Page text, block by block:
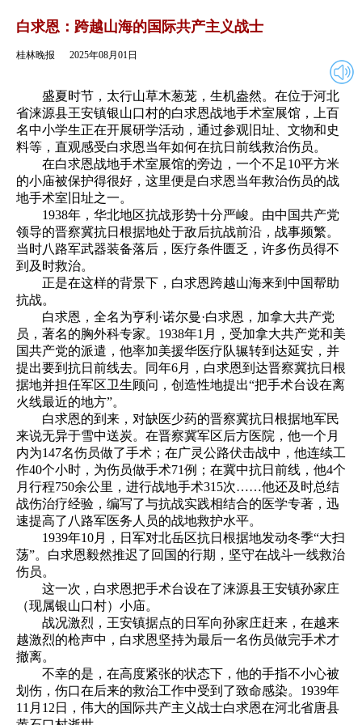
2025年08月01日
白求恩：跨越山海的国际共产主义战士
桂林晚报 2025年08月01日
盛夏时节，太行山草木葱茏，生机盎然。在位于河北
省涞源县王安镇银山口村的白求恩战地手术室展馆，上百
名中小学生正在开展研学活动，通过参观旧址、文物和史
料等，直观感受白求恩当年如何在抗日前线救治伤员。
在白求恩战地手术室展馆的旁边，一个不足10平方米
的小庙被保护得很好，这里便是白求恩当年救治伤员的战
地手术室旧址之一。
1938年，华北地区抗战形势十分严峻。由中国共产党
领导的晋察冀抗日根据地处于敌后抗战前沿，战事频繁。
当时八路军武器装备落后，医疗条件匮乏，许多伤员得不
到及时救治。
正是在这样的背景下，白求恩跨越山海来到中国帮助
抗战。
白求恩，全名为亨利·诺尔曼·白求恩，加拿大共产党
员，著名的胸外科专家。1938年1月，受加拿大共产党和美
国共产党的派遣，他率加美援华医疗队辗转到达延安，并
提出要到抗日前线去。同年6月，白求恩到达晋察冀抗日根
据地并担任军区卫生顾问，创造性地提出“把手术台设在离
火线最近的地方”。
白求恩的到来，对缺医少药的晋察冀抗日根据地军民
来说无异于雪中送炭。在晋察冀军区后方医院，他一个月
内为147名伤员做了手术；在广灵公路伏击战中，他连续工
作40个小时，为伤员做手术71例；在冀中抗日前线，他4个
月行程750余公里，进行战地手术315次……他还及时总结
战伤治疗经验，编写了与抗战实践相结合的医学专著，迅
速提高了八路军医务人员的战地救护水平。
1939年10月，日军对北岳区抗日根据地发动冬季“大扫
荡”。白求恩毅然推迟了回国的行期，坚守在战斗一线救治
伤员。
这一次，白求恩把手术台设在了涞源县王安镇孙家庄
（现属银山口村）小庙。
战况激烈，王安镇据点的日军向孙家庄赶来，在越来
越激烈的枪声中，白求恩坚持为最后一名伤员做完手术才
撤离。
不幸的是，在高度紧张的状态下，他的手指不小心被
划伤，伤口在后来的救治工作中受到了致命感染。1939年
11月12日，伟大的国际共产主义战士白求恩在河北省唐县